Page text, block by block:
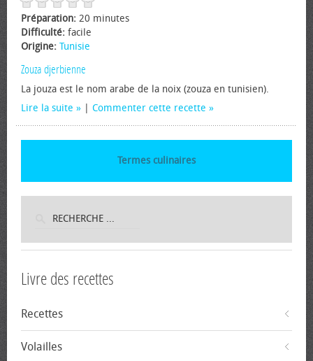
Préparation: 20 minutes
Difficulté: facile
Origine: Tunisie
Zouza djerbienne
La jouza est le nom arabe de la noix (zouza en tunisien).
Lire la suite
Commenter cette recette
Termes culinaires
Livre des recettes
Recettes
Volailles